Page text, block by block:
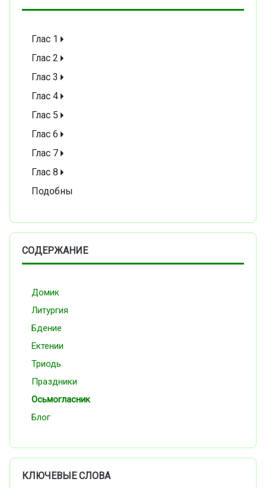
Глас 1
Глас 2
Глас 3
Глас 4
Глас 5
Глас 6
Глас 7
Глас 8
Подобны
СОДЕРЖАНИЕ
Домик
Литургия
Бдение
Ектении
Триодь
Праздники
Осьмогласник
Блог
КЛЮЧЕВЫЕ СЛОВА